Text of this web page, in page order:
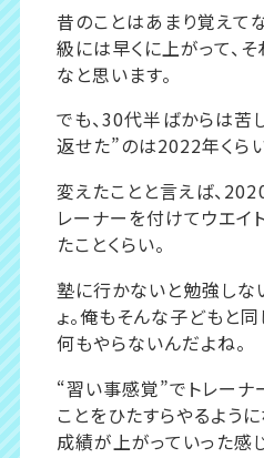
昔のことはあまり覚えて
級には早くに上がって、
なと思います。
でも、30代半ばからは苦
返せた”のは2022年くら
変えたことと言えば、
レーナーを付けてウエイ
たことくらい。
塾に行かないと勉強しな
ょ。俺もそんな子どもと
何もやらないんだよね。
“習い事感覚”でトレーナ
ことをひたすらやるよう
成績が上がっていった感